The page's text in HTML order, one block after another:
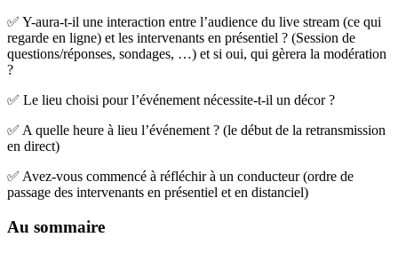
✅ Y-aura-t-il une interaction entre l’audience du live stream (ce qui
regarde en ligne) et les intervenants en présentiel ? (Session de
questions/réponses, sondages, …) et si oui, qui gèrera la modération
?
✅ Le lieu choisi pour l’événement nécessite-t-il un décor ?
✅ A quelle heure à lieu l’événement ? (le début de la retransmission
en direct)
✅ Avez-vous commencé à réfléchir à un conducteur (ordre de
passage des intervenants en présentiel et en distanciel)
Au sommaire